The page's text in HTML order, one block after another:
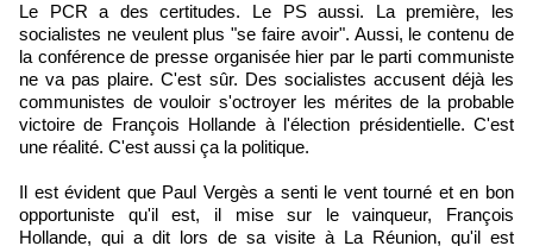
Le PCR a des certitudes. Le PS aussi. La première, les
socialistes ne veulent plus "se faire avoir". Aussi, le contenu de
la conférence de presse organisée hier par le parti communiste
ne va pas plaire. C'est sûr. Des socialistes accusent déjà les
communistes de vouloir s'octroyer les mérites de la probable
victoire de François Hollande à l'élection présidentielle. C'est
une réalité. C'est aussi ça la politique.
Il est évident que Paul Vergès a senti le vent tourné et en bon
opportuniste qu'il est, il mise sur le vainqueur, François
Hollande, qui a dit lors de sa visite à La Réunion, qu'il est